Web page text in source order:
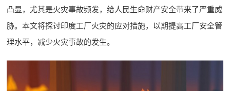
凸显，尤其是火灾事故频发，给人民生命财产安全带来了严重威
胁。本文将探讨印度工厂火灾的应对措施，以期提高工厂安全管
理水平，减少火灾事故的发生。